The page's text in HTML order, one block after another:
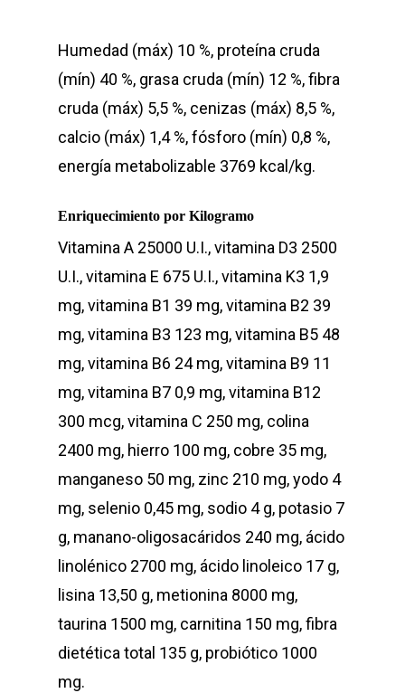
Humedad (máx) 10 %, proteína cruda
(mín) 40 %, grasa cruda (mín) 12 %, fibra
cruda (máx) 5,5 %, cenizas (máx) 8,5 %,
calcio (máx) 1,4 %, fósforo (mín) 0,8 %,
energía metabolizable 3769 kcal/kg.
Enriquecimiento por Kilogramo
Vitamina A 25000 U.I., vitamina D3 2500
U.I., vitamina E 675 U.I., vitamina K3 1,9
mg, vitamina B1 39 mg, vitamina B2 39
mg, vitamina B3 123 mg, vitamina B5 48
mg, vitamina B6 24 mg, vitamina B9 11
mg, vitamina B7 0,9 mg, vitamina B12
300 mcg, vitamina C 250 mg, colina
2400 mg, hierro 100 mg, cobre 35 mg,
manganeso 50 mg, zinc 210 mg, yodo 4
mg, selenio 0,45 mg, sodio 4 g, potasio 7
g, manano-oligosacáridos 240 mg, ácido
linolénico 2700 mg, ácido linoleico 17 g,
lisina 13,50 g, metionina 8000 mg,
taurina 1500 mg, carnitina 150 mg, fibra
dietética total 135 g, probiótico 1000
mg.
Perros
Gatos
Veterinary
Blog
Donde
info@sadenir.com.uy